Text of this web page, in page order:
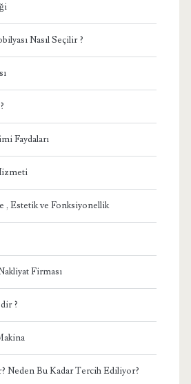
Nasıl Seçilir ?
Faydaları
, Estetik ve Fonksiyonellik
Firması
?
Neden Bu Kadar Tercih Ediliyor?